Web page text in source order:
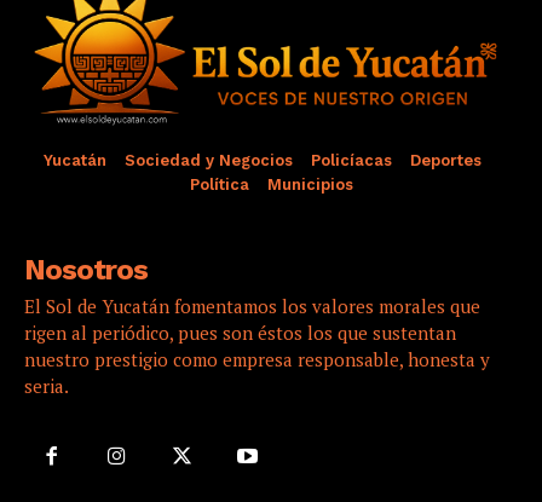
Yucatán Sociedad y Negocios Policíacas
Deportes
Política
Municipios
Nosotros
El Sol de Yucatán fomentamos los valores morales que
rigen al periódico, pues son éstos los que sustentan
nuestro prestigio como empresa responsable, honesta y
seria.